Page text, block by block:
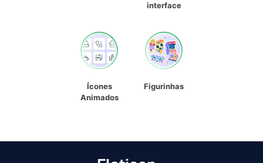
interface
Ícones
Animados
Figurinhas